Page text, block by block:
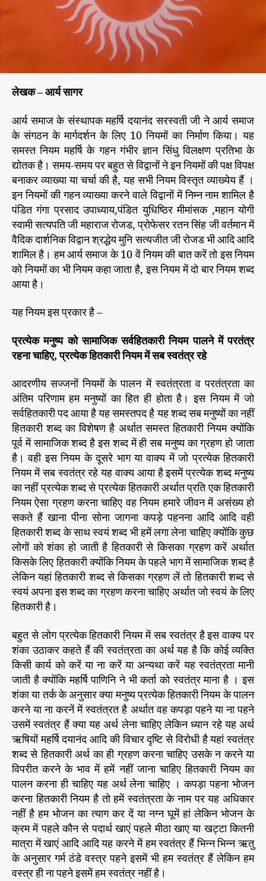
लेखक – आर्य सागर
‌आर्य समाज के संस्थापक महर्षि दयानंद सरस्वती जी ने आर्य समाज
के संगठन के मार्गदर्शन के लिए 10 नियमों का निर्माण किया। यह
समस्त नियम महर्षि के गहन गंभीर ज्ञान सिंधु विलक्षण प्रतिभा के
द्योतक है। समय-समय पर बहुत से विद्वानों ने इन नियमों की पक्ष विपक्ष
बनाकर व्याख्या या चर्चा की है, यह सभी नियम विस्तृत व्याख्येय हैं ।
इन नियमों की गहन व्याख्या करने वाले विद्वानों में निम्न नाम शामिल है
पंडित गंगा प्रसाद उपाध्याय,पंडित युधिष्ठिर मीमांसक ,महान योगी
स्वामी सत्यपति जी महाराज रोजड, प्रोफेसर रतन सिंह जी वर्तमान में
वैदिक दार्शनिक विद्वान श्रद्धेय मुनि सत्यजीत जी रोजड भी आदि आदि
शामिल है। हम आर्य समाज के 10 वें नियम की बात करें तो इस नियम
को नियमों का भी नियम कहा जाता है, इस नियम में दो बार नियम शब्द
आया है।
यह नियम इस प्रकार है –
प्रत्येक मनुष्य को सामाजिक सर्वहितकारी नियम पालने में परतंत्र
रहना चाहिए, प्रत्येक हितकारी नियम में सब स्वतंत्र रहे
आदरणीय सज्जनों नियमों के पालन में स्वतंत्रता व परतंत्रता का
अंतिम परिणाम हम मनुष्यों का हित ही होता है। इस नियम में जो
सर्वहितकारी पद आया है यह समस्तपद है यह शब्द सब मनुष्यों का नहीं
हितकारी शब्द का विशेषण है अर्थात समस्त हितकारी नियम क्योंकि
पूर्व में सामाजिक शब्द है इस शब्द में ही सब मनुष्य का ग्रहण हो जाता
है। वही इस नियम के दूसरे भाग या वाक्य में जो प्रत्येक हितकारी
नियम में सब स्वतंत्र रहे यह वाक्य आया है इसमें प्रत्येक शब्द मनुष्य
का नहीं प्रत्येक शब्द से प्रत्येक हितकारी अर्थात प्रति एक हितकारी
नियम ऐसा ग्रहण करना चाहिए वह नियम हमारे जीवन में असंख्य हो
सकते हैं खाना पीना सोना जागना कपड़े पहनना आदि आदि वही
हितकारी शब्द के साथ स्वयं शब्द भी हमें लगा लेना चाहिए क्योंकि कुछ
लोगों को शंका हो जाती है हितकारी से किसका ग्रहण करें अर्थात
किसके लिए हितकारी क्योंकि नियम के पहले भाग में सामाजिक शब्द है
लेकिन यहां हितकारी शब्द से किसका ग्रहण लें तो हितकारी शब्द से
स्वयं अपना इस शब्द का ग्रहण करना चाहिए अर्थात जो स्वयं के लिए
हितकारी है।
बहुत से लोग प्रत्येक हितकारी नियम में सब स्वतंत्र है इस वाक्य पर
शंका उठाकर कहते हैं की स्वतंत्रता का अर्थ यह है कि कोई व्यक्ति
किसी कार्य को करें या ना करें या अन्यथा करें यह स्वतंत्रता मानी
जाती है क्योंकि महर्षि पाणिनि ने भी कर्ता को स्वतंत्र माना है । इस
शंका या तर्क के अनुसार क्या मनुष्य प्रत्येक हितकारी नियम के पालन
करने या ना करनें में स्वतंत्रत है अर्थात वह कपड़ा पहने या ना पहने
उसमें स्वतंत्र हैं क्या यह अर्थ लेना चाहिए लेकिन ध्यान रहे यह अर्थ
ऋषियों महर्षि दयानंद आदि की विचार दृष्टि से विरोधी है यहां स्वतंत्र
शब्द से हितकारी अर्थ का ही ग्रहण करना चाहिए उसके न करने या
विपरीत करने के भाव में हमें नहीं जाना चाहिए हितकारी नियम का
पालन करना ही चाहिए यह अर्थ लेना चाहिए । कपड़ा पहना भोजन
करना हितकारी नियम है तो हमें स्वतंत्रता के नाम पर यह अधिकार
नहीं है हम भोजन का त्याग कर दें या नग्न घूमें हां लेकिन भोजन के
क्रम में पहले कौन से पदार्थ खाएं पहले मीठा खाए या खट्टा कितनी
मात्रा में खाएं आदि आदि यह करने में हम स्वतंत्र हैं भिन्न भिन्न ऋतु
के अनुसार गर्म ठंडे वस्त्र पहने इसमें भी हम स्वतंत्र हैं लेकिन हम
वस्त्र ही ना पहने इसमें हम स्वतंत्र नहीं है।